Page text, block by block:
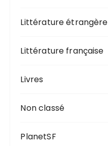
Littérature étrangère
Littérature française
Livres
Non classé
PlanetSF